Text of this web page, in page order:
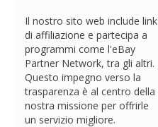
Il nostro sito web include link
di affiliazione e partecipa a
programmi come l'eBay
Partner Network, tra gli altri.
Questo impegno verso la
trasparenza è al centro della
nostra missione per offrirle
un servizio migliore.